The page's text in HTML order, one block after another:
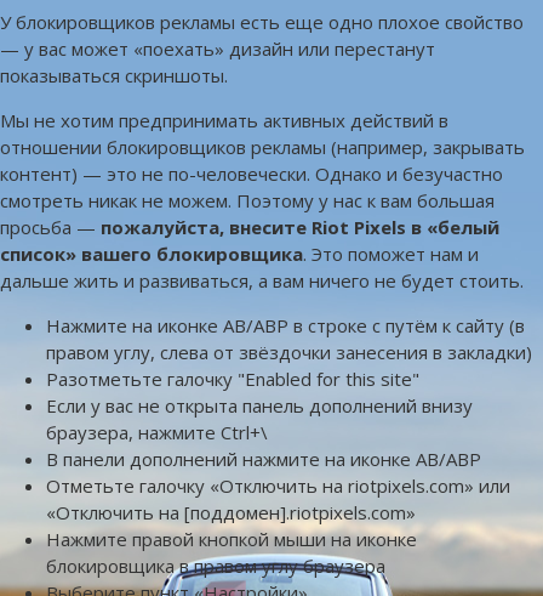
У блокировщиков рекламы есть еще одно плохое свойство
— у вас может «поехать» дизайн или перестанут
показываться скриншоты.
Мы не хотим предпринимать активных действий в
отношении блокировщиков рекламы (например, закрывать
контент) — это не по-человечески. Однако и безучастно
смотреть никак не можем. Поэтому у нас к вам большая
просьба — пожалуйста, внесите Riot Pixels в «белый
список» вашего блокировщика. Это поможет нам и
дальше жить и развиваться, а вам ничего не будет стоить.
Нажмите на иконке AB/ABP в строке с путём к сайту (в
правом углу, слева от звёздочки занесения в закладки)
Разотметьте галочку "Enabled for this site"
Если у вас не открыта панель дополнений внизу
браузера, нажмите Ctrl+\
В панели дополнений нажмите на иконке AB/ABP
Отметьте галочку «Отключить на riotpixels.com» или
«Отключить на [поддомен].riotpixels.com»
Нажмите правой кнопкой мыши на иконке
блокировщика в правом углу браузера